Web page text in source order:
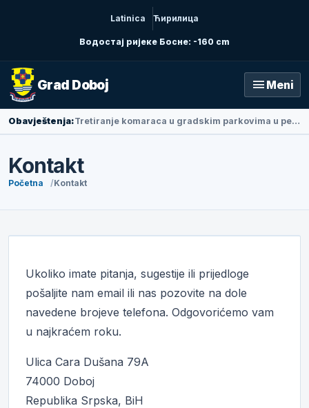
Latinica Ћирилица
Водостај ријеке Босне: -160 cm
Grad Doboj menu Meni
Obavještenja: Tretiranje komaraca u gradskim parkovima u petak ujutru
Kontakt
Početna Kontakt
Ukoliko imate pitanja, sugestije ili prijedloge
pošaljite nam email ili nas pozovite na dole
navedene brojeve telefona. Odgovorićemo vam
u najkraćem roku.
Ulica Cara Dušana 79A
74000 Doboj
Republika Srpska, BiH